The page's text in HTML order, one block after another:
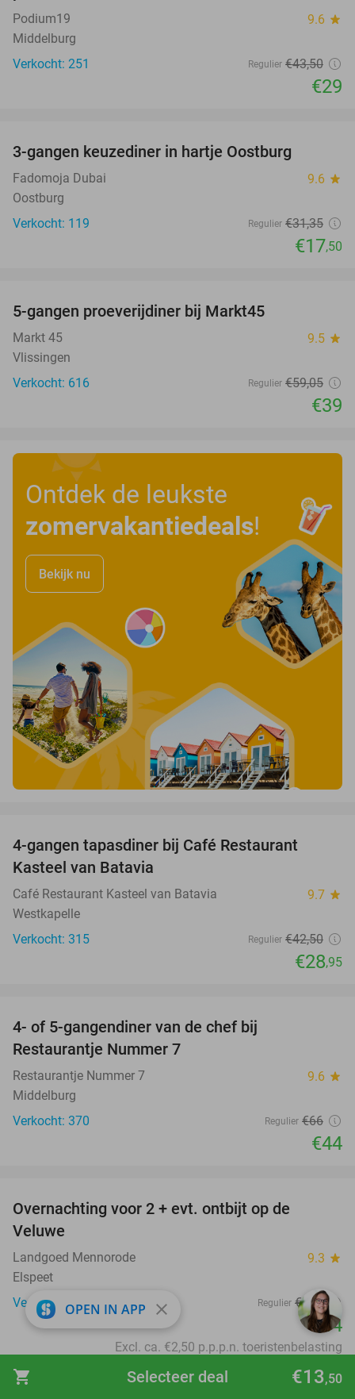
shopping_cart €13,50
Selecteer deal
Podium19 9.6 star
Middelburg
Verkocht: 251
Regulier €43,50
€29
3-gangen keuzediner in hartje Oostburg
Fadomoja Dubai 9.6 star
Oostburg
Verkocht: 119
Regulier €31,35
€17,50
5-gangen proeverijdiner bij Markt45
Markt 45 9.5 star
Vlissingen
Verkocht: 616
Regulier €59,05
€39
Ontdek de leukste
zomervakantiedeals!
Bekijk nu
4-gangen tapasdiner bij Café Restaurant
Kasteel van Batavia
Café Restaurant Kasteel van Batavia 9.7 star
Westkapelle
Verkocht: 315
Regulier €42,50
€28,95
4- of 5-gangendiner van de chef bij
Restaurantje Nummer 7
Restaurantje Nummer 7 9.6 star
Middelburg
Verkocht: 370
Regulier €66
€44
Overnachting voor 2 + evt. ontbijt op de
Veluwe
Landgoed Mennorode 9.3 star
Elspeet
Verkocht: 3.260
Regulier €130
€64
Excl. ca. €2,50 p.p.p.n. toeristenbelasting
favorite_border
OPEN IN APP close